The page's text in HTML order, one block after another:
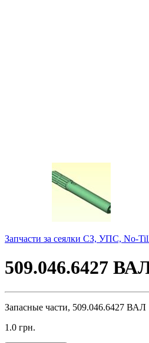
Запчасти за сеялки СЗ, УПС, No-
509.046.6427
Запасные части, 509.046.6427 ВАЛ
1.0 грн.